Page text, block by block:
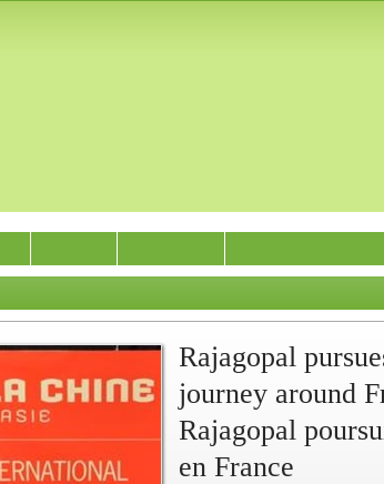
Rajagopal
journey around
Rajagopal
en France